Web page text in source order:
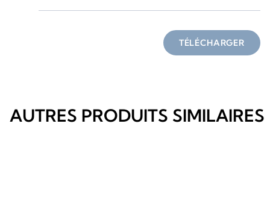
TÉLÉCHARGER
AUTRES PRODUITS SIMILAIRES